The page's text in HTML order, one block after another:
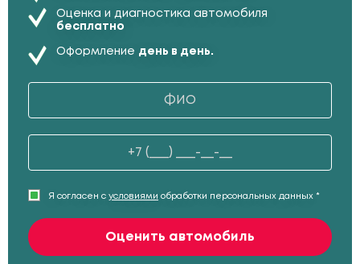
Оценка и диагностика автомобиля
бесплатно
Оформление день в день.
Я согласен с условиями обработки персональных данных *
Оценить автомобиль